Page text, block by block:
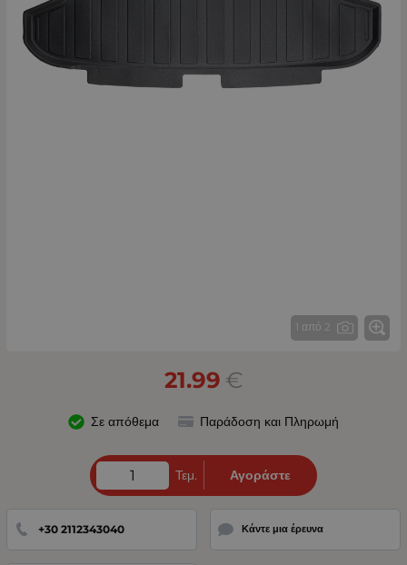
1 από 2
21.99 €
Σε απόθεμα Παράδοση και Πληρωμή
Τεμ. Αγοράστε
+30 2112343040 Κάντε μια έρευνα